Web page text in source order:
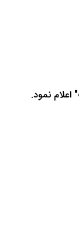
نمود.